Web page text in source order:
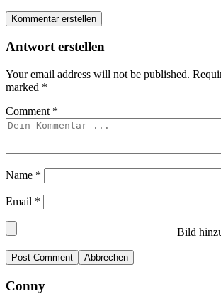
Kommentar erstellen
Antwort erstellen
Your email address will not be published.
marked *
Comment *
Name *
Email *
Bild
Abbrechen
Conny